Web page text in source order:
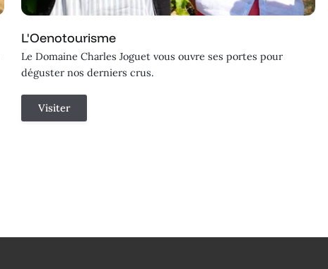
L'Oenotourisme
Le Domaine Charles Joguet vous ouvre ses portes pour
déguster nos derniers crus.
Visiter